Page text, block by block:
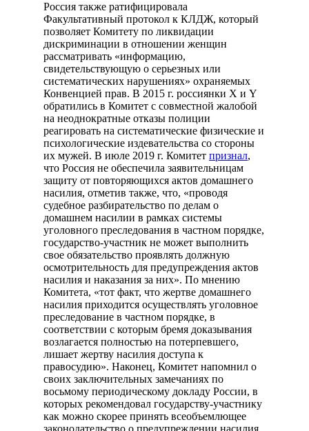
Россия также ратифицировала
Факультативный протокол к КЛДЖ, который
позволяет Комитету по ликвидации
дискриминации в отношении женщин
рассматривать «информацию,
свидетельствующую о серьезных или
систематических нарушениях» охраняемых
Конвенцией прав. В 2015 г. россиянки X и Y
обратились в Комитет с совместной жалобой
на неоднократные отказы полиции
реагировать на систематические физические и
психологические издевательства со стороны
их мужей. В июле 2019 г. Комитет признал,
что Россия не обеспечила заявительницам
защиту от повторяющихся актов домашнего
насилия, отметив также, что, «проводя
судебное разбирательство по делам о
домашнем насилии в рамках системы
уголовного преследования в частном порядке,
государство-участник не может выполнить
свое обязательство проявлять должную
осмотрительность для предупреждения актов
насилия и наказания за них». По мнению
Комитета, «тот факт, что жертве домашнего
насилия приходится осуществлять уголовное
преследование в частном порядке, в
соответствии с которым бремя доказывания
возлагается полностью на потерпевшего,
лишает жертву насилия доступа к
правосудию». Наконец, Комитет напомнил о
своих заключительных замечаниях по
восьмому периодическому докладу России, в
которых рекомендовал государству-участнику
как можно скорее принять всеобъемлющее